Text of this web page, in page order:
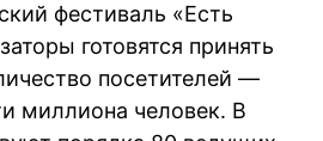
фестиваль «Есть
готовятся принять
посетителей —
миллиона человек. В